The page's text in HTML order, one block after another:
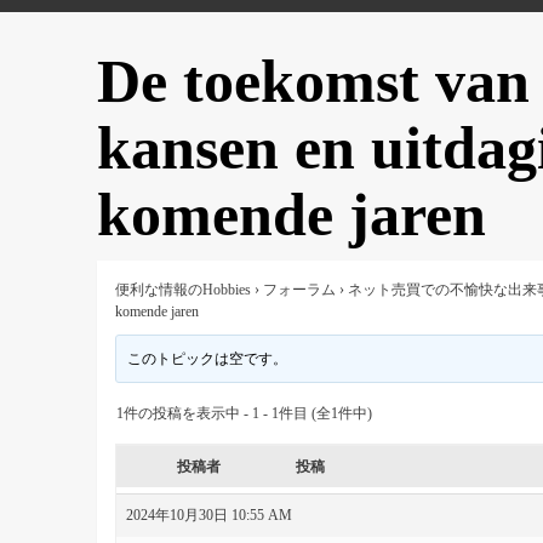
De toekomst
kansen en
komende jaren
便利な情報のHobbies › フォーラム › ネット売買での不愉快な出来
komende jaren
このトピックは空です。
1件の投稿を表示中 - 1 - 1件目 (全1件中)
投稿者 投稿
2024年10月30日 10:55 AM